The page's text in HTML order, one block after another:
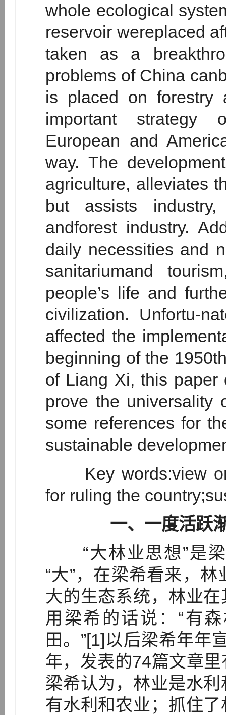
whole ecological
reservoir wereplaced
taken as a
problems of China
is placed on forestry
important strategy
European and
way. The
agriculture, alleviates
but assists
andforest industry.
daily necessities and
sanitariumand
people’s life and
civilization. Unfortu-
affected the
beginning of the
of Liang Xi, this paper
prove the universality
some references for
sustainable
Key words:view on
for ruling the
一、一度活跃
“大林业思想”是梁
“大”，在梁希看来，
大的生态系统，林业
用梁希的话说：“有
田。”[1]以后梁希年年
年，发表的74篇文章
梁希认为，林业是水
有水利和农业；抓住